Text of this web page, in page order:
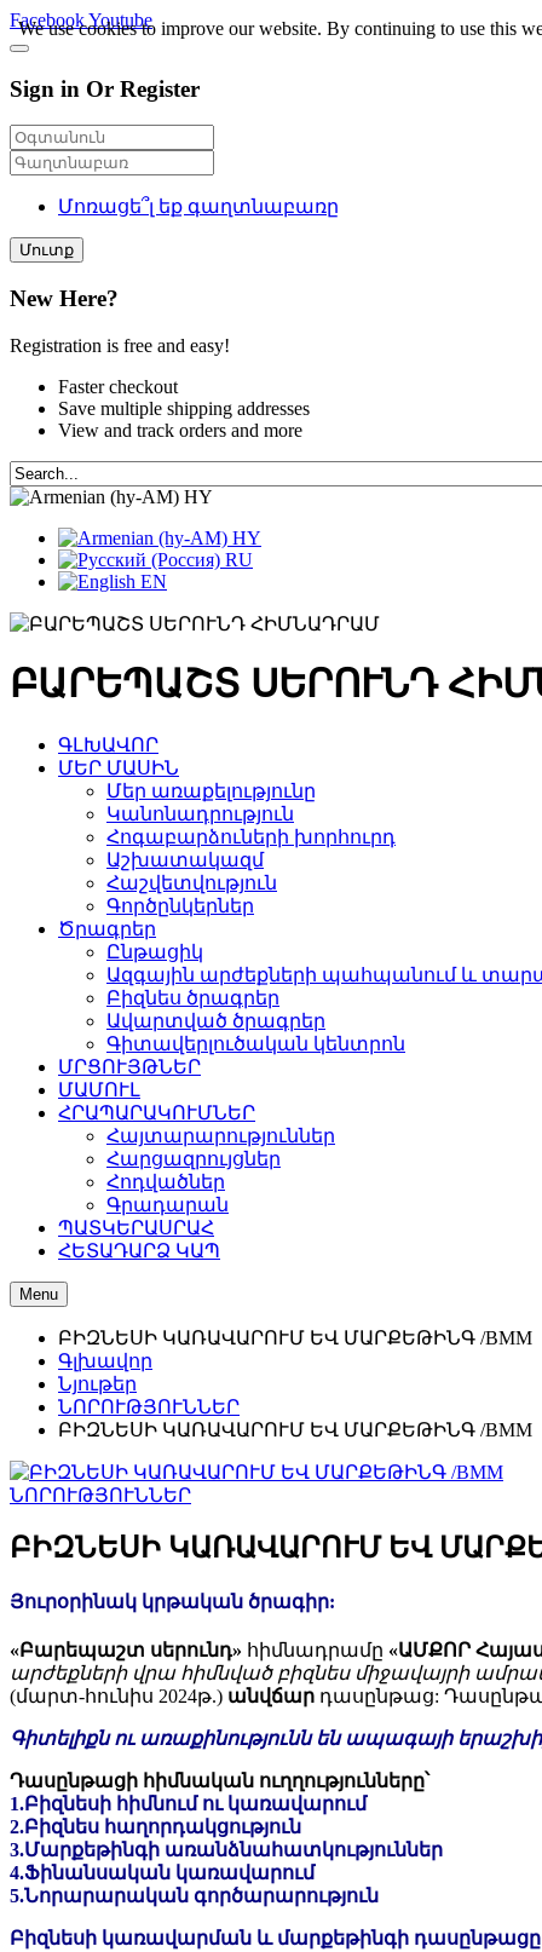
FacebookYoutube
Sign in Or Register
Մոռացե՞լ եք գաղտնաբառը
Մուտք
New Here?
Registration is free and easy!
Faster checkout
Save multiple shipping addresses
View and track orders and more
HY
HY
RU
EN
ԲԱՐԵՊԱՇՏ ՍԵՐՈՒՆԴ
ԳԼԽԱՎՈՐ
ՄԵՐ ՄԱՍԻՆ
Մեր առաքելությունը
Կանոնադրություն
Հոգաբարձուների խորհուրդ
Աշխատակազմ
Հաշվետվություն
Գործընկերներ
Ծրագրեր
Ընթացիկ
Ազգային արժեքների պահպանում և
Բիզնես ծրագրեր
Ավարտված ծրագրեր
Գիտավերլուծական կենտրոն
ՄՐՑՈՒՅԹՆԵՐ
ՄԱՄՈՒԼ
ՀՐԱՊԱՐԱԿՈՒՄՆԵՐ
Հայտարարություններ
Հարցազրույցներ
Հոդվածներ
Գրադարան
ՊԱՏԿԵՐԱՍՐԱՀ
ՀԵՏԱԴԱՐՁ ԿԱՊ
Menu
ԲԻԶՆԵՍԻ ԿԱՌԱՎԱՐՈՒՄ ԵՎ ՄԱՐՔԵԹԻՆԳ /BMM
Գլխավոր
Նյութեր
ՆՈՐՈՒԹՅՈՒՆՆԵՐ
ԲԻԶՆԵՍԻ ԿԱՌԱՎԱՐՈՒՄ ԵՎ ՄԱՐՔԵԹԻՆԳ /BMM
ՆՈՐՈՒԹՅՈՒՆՆԵՐ
ԲԻԶՆԵՍԻ ԿԱՌԱՎԱՐՈՒՄ ԵՎ
Յուրօրինակ կրթական ծրագիր:
«Բարեպաշտ սերունդ» հիմնադրամը «ԱՄՔՈՐ
արժեքների վրա հիմնված բիզնես միջավայրի
(մարտ-հունիս 2024թ.) անվճար դասընթաց:
Գիտելիքն ու առաքինությունն են ապագայի
Դասընթացի հիմնական ուղղությունները՝
1.Բիզնեսի հիմնում ու կառավարում
2.Բիզնես հաղորդակցություն
3.Մարքեթինգի առանձնահատկություններ
4.Ֆինանսական կառավարում
5.Նորարարական գործարարություն
Բիզնեսի կառավարման և մարքեթինգի դասընթացը
We use cookies to improve our website. By continuing to use this